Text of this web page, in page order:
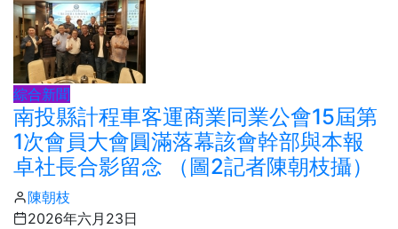
綜合新聞
南投縣計程車客運商業同業公會15屆第
1次會員大會圓滿落幕該會幹部與本報
卓社長合影留念 （圖2記者陳朝枝攝）
陳朝枝
2026年六月23日